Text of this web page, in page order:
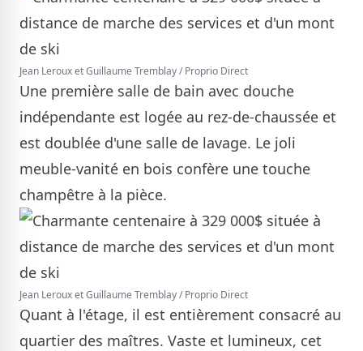
Jean Leroux et Guillaume Tremblay / Proprio Direct
Une première salle de bain avec douche
indépendante est logée au rez-de-chaussée et
est doublée d'une salle de lavage. Le joli
meuble-vanité en bois confère une touche
champêtre à la pièce.
Jean Leroux et Guillaume Tremblay / Proprio Direct
Quant à l'étage, il est entièrement consacré au
quartier des maîtres. Vaste et lumineux, cet